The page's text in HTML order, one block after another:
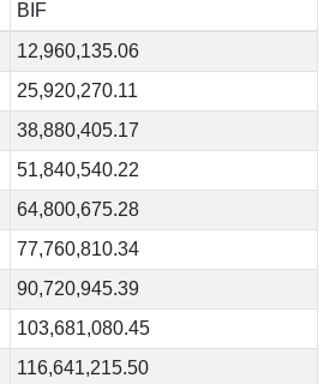
BIF
12,960,135.06
25,920,270.11
38,880,405.17
51,840,540.22
64,800,675.28
77,760,810.34
90,720,945.39
103,681,080.45
116,641,215.50